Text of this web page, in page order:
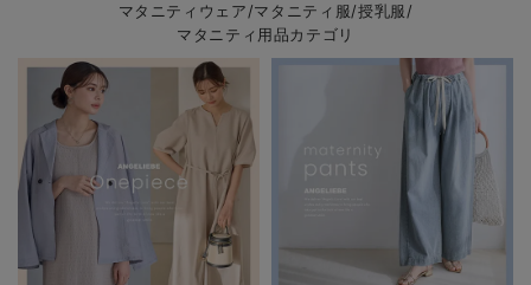
マタニティウェア/マタニティ服/授乳服/
マタニティ用品カテゴリ